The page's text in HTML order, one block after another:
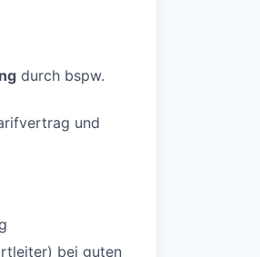
durch bspw.
und
bei guten